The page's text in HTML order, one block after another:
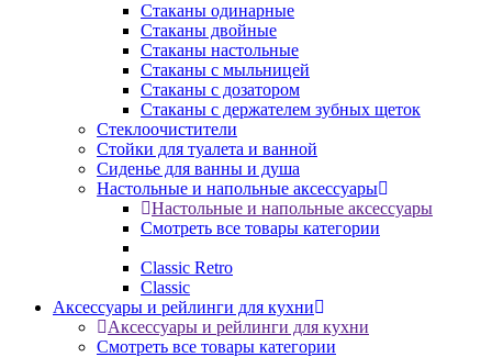
Стаканы одинарные
Стаканы двойные
Стаканы настольные
Стаканы с мыльницей
Стаканы с дозатором
Стаканы с держателем зубных щеток
Стеклоочистители
Стойки для туалета и ванной
Сиденье для ванны и душа
Настольные и напольные аксессуары
Настольные и напольные аксессуары
Смотреть все товары категории
Classic Retro
Classic
Аксессуары и рейлинги для кухни
Аксессуары и рейлинги для кухни
Смотреть все товары категории